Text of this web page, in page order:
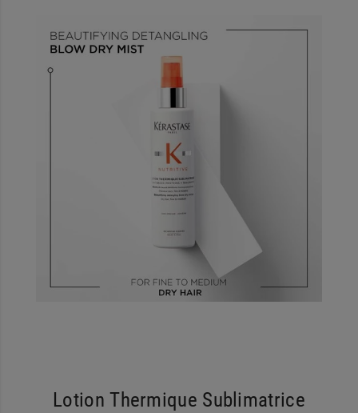
Lotion Thermique Sublimatrice